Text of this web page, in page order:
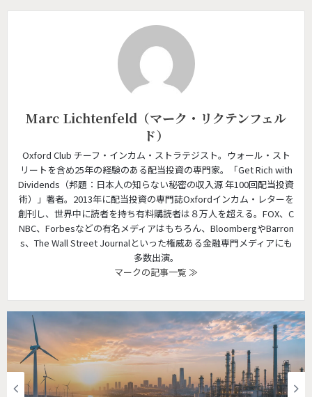
Marc Lichtenfeld（マーク・リクテンフェル
ド）
Oxford Club チーフ・インカム・ストラテジスト。ウォール・スト
リートを含め25年の経験のある配当投資の専門家。「Get Rich with
Dividends（邦題：日本人の知らない秘密の収入源 年100回配当投資
術）」著者。2013年に配当投資の専門誌Oxfordインカム・レターを
創刊し、世界中に読者を持ち有料購読者は８万人を超える。FOX、C
NBC、Forbesなどの有名メディアはもちろん、BloombergやBarron
s、The Wall Street Journalといった権威ある金融専門メディアにも
多数出演。
マークの記事一覧 ≫
投資情報